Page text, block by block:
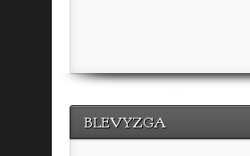
BLEVYZGA